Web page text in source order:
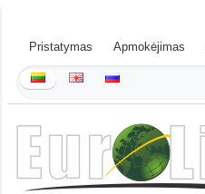
Pristatymas Apmokėjimas